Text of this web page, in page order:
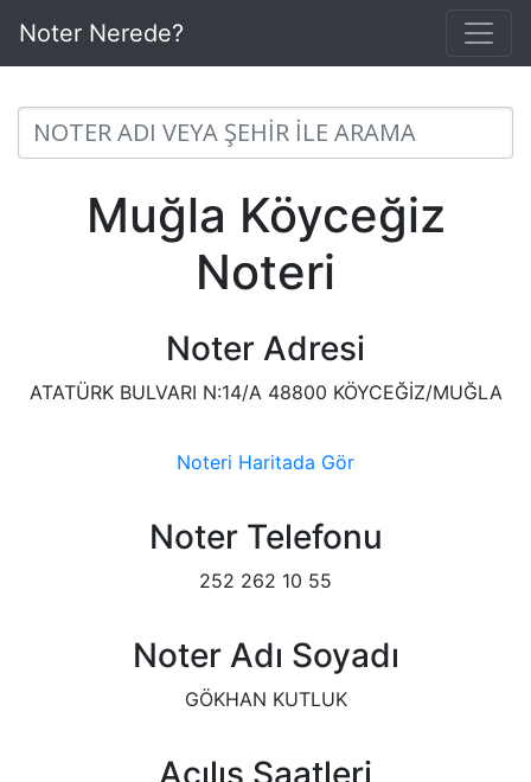
Noter Nerede?
Muğla Köyceğiz
Noteri
Noter Adresi
ATATÜRK BULVARI N:14/A 48800 KÖYCEĞİZ/MUĞLA
Noteri Haritada Gör
Noter Telefonu
252 262 10 55
Noter Adı Soyadı
GÖKHAN KUTLUK
Açılış Saatleri